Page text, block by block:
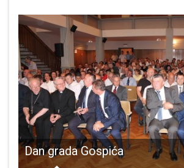
Dan grada Gospića